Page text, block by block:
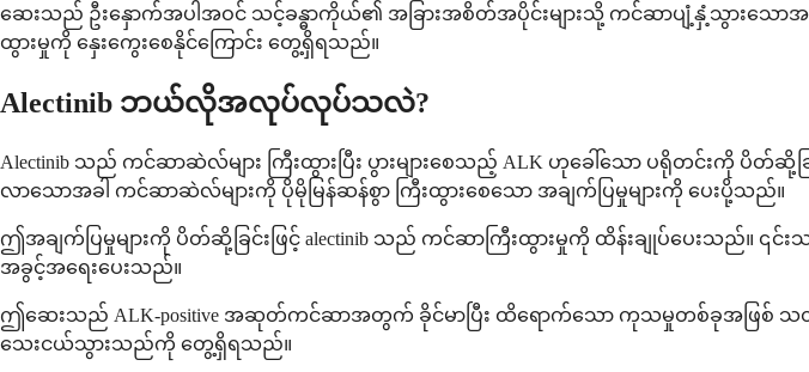
ဆေးသည် ဦးနှောက်အပါအဝင် သင့်ခန္ဓာကိုယ်၏ အခြားအစိတ်အပိုင်းများသို့ ကင်ဆာပျံ့နှံ့သွားသေ
ထွားမှုကို နှေးကွေးစေနိုင်ကြောင်း တွေ့ရှိရသည်။
Alectinib ဘယ်လိုအလုပ်လုပ်သလဲ?
Alectinib သည် ကင်ဆာဆဲလ်များ ကြီးထွားပြီး ပွားများစေသည့် ALK ဟုခေါ်သော ပရိုတင်းကို ပိ
လာသောအခါ ကင်ဆာဆဲလ်များကို ပိုမိုမြန်ဆန်စွာ ကြီးထွားစေသော အချက်ပြမှုများကို ပေးပို့သည်။
ဤအချက်ပြမှုများကို ပိတ်ဆို့ခြင်းဖြင့် alectinib သည် ကင်ဆာကြီးထွားမှုကို ထိန်းချုပ်ပေးသည်။
အခွင့်အရေးပေးသည်။
ဤဆေးသည် ALK-positive အဆုတ်ကင်ဆာအတွက် ခိုင်မာပြီး ထိရောက်သော ကုသမှုတစ်ခုအဖြ
သေးငယ်သွားသည်ကို တွေ့ရှိရသည်။